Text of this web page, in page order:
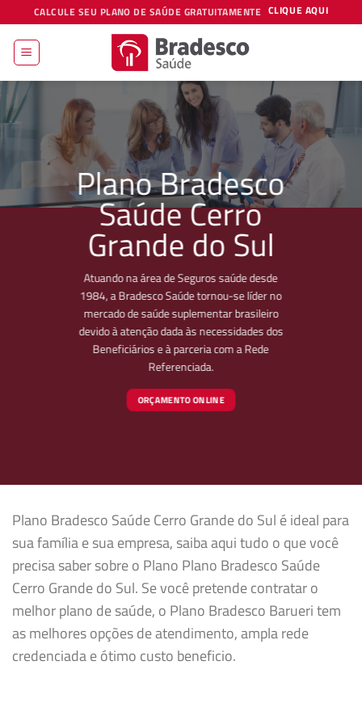
to
content
CALCULE SEU PLANO DE SAÚDE GRATUITAMENTE CLIQUE AQUI
Plano Bradesco
Saúde Cerro
Grande do Sul
Atuando na área de Seguros saúde desde
1984, a Bradesco Saúde tornou-se líder no
mercado de saúde suplementar brasileiro
devido à atenção dada às necessidades dos
Beneficiários e à parceria com a Rede
Referenciada.
ORÇAMENTO ONLINE
Plano Bradesco Saúde Cerro Grande do Sul é ideal para
sua família e sua empresa, saiba aqui tudo o que você
precisa saber sobre o Plano Plano Bradesco Saúde
Cerro Grande do Sul. Se você pretende contratar o
melhor plano de saúde, o Plano Bradesco Barueri tem
as melhores opções de atendimento, ampla rede
credenciada e ótimo custo beneficio.